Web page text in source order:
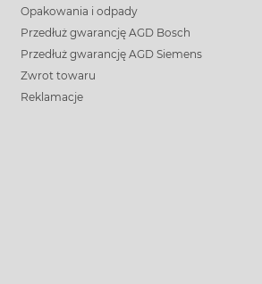
Opakowania i odpady
Przedłuż gwarancję AGD Bosch
Przedłuż gwarancję AGD Siemens
Zwrot towaru
Reklamacje